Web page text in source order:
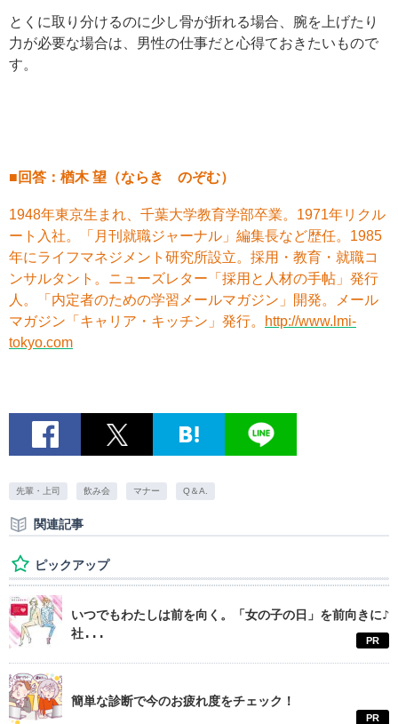
とくに取り分けるのに少し骨が折れる場合、腕を上げたり
力が必要な場合は、男性の仕事だと心得ておきたいもので
す。
■回答：楢木 望（ならき のぞむ）
1948年東京生まれ、千葉大学教育学部卒業。1971年リクル
ート入社。「月刊就職ジャーナル」編集長など歴任。1985
年にライフマネジメント研究所設立。採用・教育・就職コ
ンサルタント。ニューズレター「採用と人材の手帖」発行
人。「内定者のための学習メールマガジン」開発。メール
マガジン「キャリア・キッチン」発行。
http://www.lmi-
tokyo.com
先輩・上司 飲み会 マナー Q＆A.
関連記事
ピックアップ
いつでもわたしは前を向く。「女の子の日」を前向きに♪
社...
PR
簡単な診断で今のお疲れ度をチェック！
PR